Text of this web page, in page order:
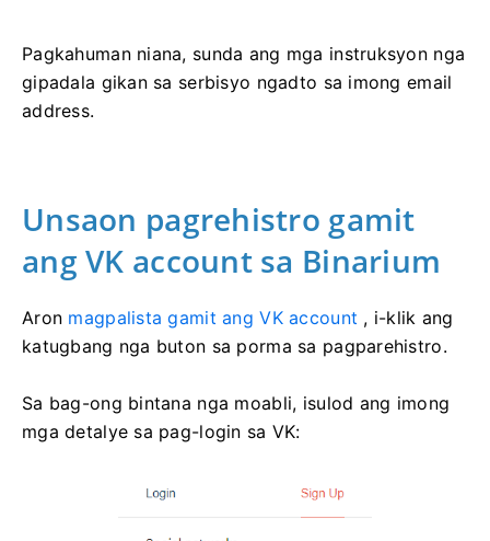
Pagkahuman niana, sunda ang mga instruksyon nga
gipadala gikan sa serbisyo ngadto sa imong email
address.
Unsaon pagrehistro gamit
ang VK account sa Binarium
Aron magpalista gamit ang VK account , i-klik ang
katugbang nga buton sa porma sa pagparehistro.
Sa bag-ong bintana nga moabli, isulod ang imong
mga detalye sa pag-login sa VK: